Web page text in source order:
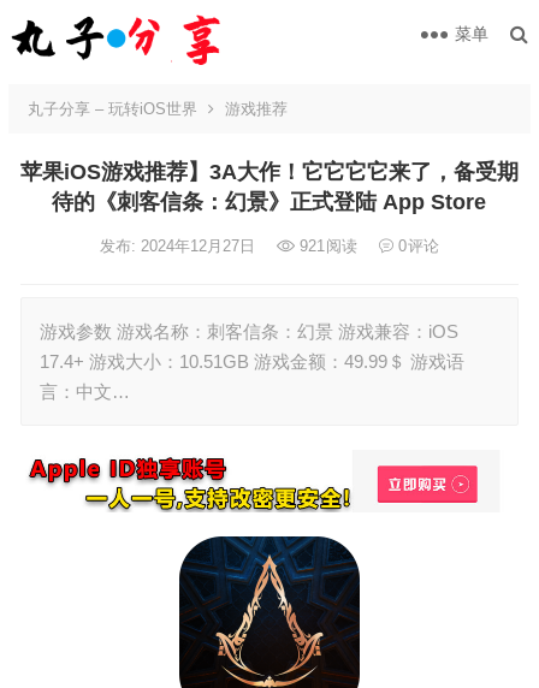
菜单
丸子分享 – 玩转iOS世界 游戏推荐
苹果iOS游戏推荐】3A大作！它它它它来了，备受期
待的《刺客信条：幻景》正式登陆 App Store
发布: 2024年12月27日 921阅读 0评论
游戏参数 游戏名称：刺客信条：幻景 游戏兼容：iOS
17.4+ 游戏大小：10.51GB 游戏金额：49.99＄ 游戏语
言：中文…